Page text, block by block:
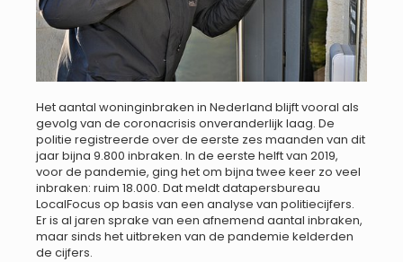
Het aantal woninginbraken in Nederland blijft vooral als
gevolg van de coronacrisis onveranderlijk laag. De
politie registreerde over de eerste zes maanden van dit
jaar bijna 9.800 inbraken. In de eerste helft van 2019,
voor de pandemie, ging het om bijna twee keer zo veel
inbraken: ruim 18.000. Dat meldt datapersbureau
LocalFocus op basis van een analyse van politiecijfers.
Er is al jaren sprake van een afnemend aantal inbraken,
maar sinds het uitbreken van de pandemie kelderden
de cijfers.